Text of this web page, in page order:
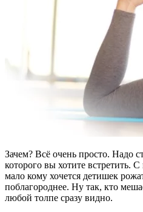
Зачем? Всё очень просто. Надо
которого вы хотите встретить.
мало кому хочется детишек
поблагороднее. Ну так, кто
любой толпе сразу видно.